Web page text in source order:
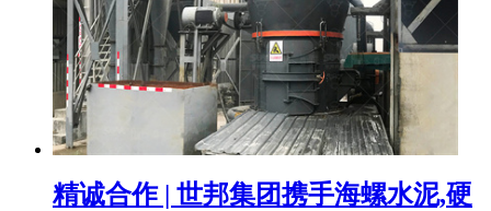
精诚合作 | 世邦集团携手海螺水泥,硬